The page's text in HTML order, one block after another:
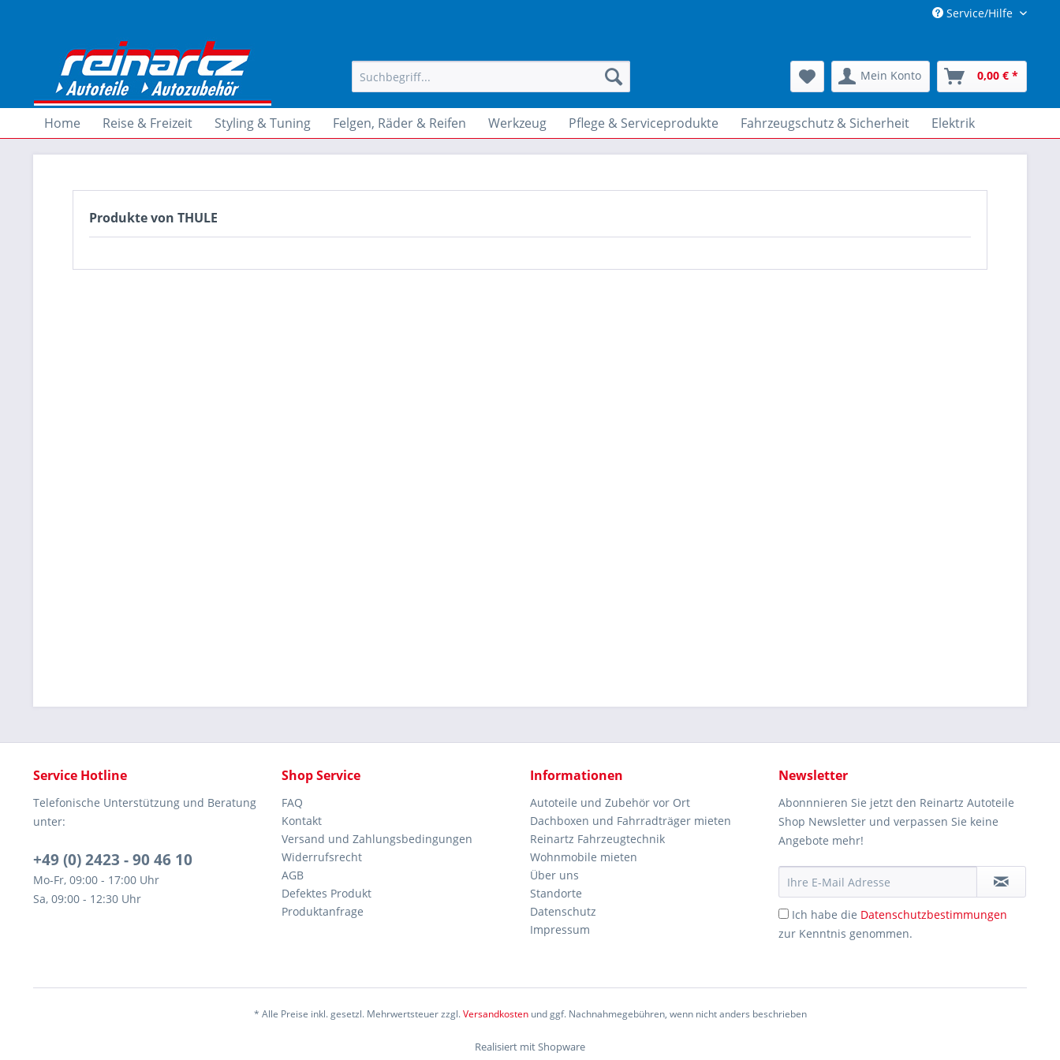
Service/Hilfe
Mein Konto 0,00 € *
Home Reise & Freizeit Styling & Tuning Felgen, Räder & Reifen Werkzeug Pflege & Serviceprodukte Fahrzeugschutz & Sicherheit Elektrik
Produkte von THULE
Service Hotline
Telefonische Unterstützung und Beratung
unter:
+49 (0) 2423 - 90 46 10
Mo-Fr, 09:00 - 17:00 Uhr
Sa, 09:00 - 12:30 Uhr
Shop Service
FAQ
Kontakt
Versand und Zahlungsbedingungen
Widerrufsrecht
AGB
Defektes Produkt
Produktanfrage
Informationen
Autoteile und Zubehör vor Ort
Dachboxen und Fahrradträger mieten
Reinartz Fahrzeugtechnik
Wohnmobile mieten
Über uns
Standorte
Datenschutz
Impressum
Newsletter
Abonnnieren Sie jetzt den Reinartz Autoteile
Shop Newsletter und verpassen Sie keine
Angebote mehr!
Ich habe die Datenschutzbestimmungen
zur Kenntnis genommen.
* Alle Preise inkl. gesetzl. Mehrwertsteuer zzgl.Versandkostenund ggf. Nachnahmegebühren, wenn nicht anders beschrieben
Realisiert mit Shopware